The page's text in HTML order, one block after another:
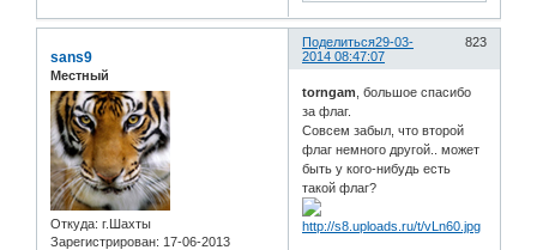
Поделиться 823
29-03-
2014 08:47:07
sans9
Местный
Откуда: г.Шахты
Зарегистрирован: 17-06-2013
torngam , большое спасибо
за флаг.
Совсем забыл, что второй
флаг немного другой.. может
быть у кого-нибудь есть
такой флаг?